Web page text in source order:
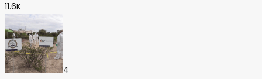
11.6K
4